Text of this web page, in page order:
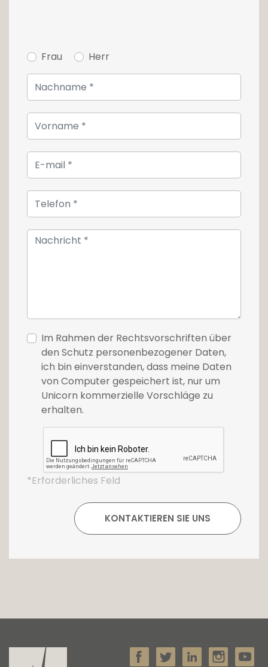
Frau Herr
Im Rahmen der Rechtsvorschriften über
den Schutz personenbezogener Daten,
ich bin einverstanden, dass meine Daten
von Computer gespeichert ist, nur um
Unicorn kommerzielle Vorschläge zu
erhalten.
*Erforderliches Feld